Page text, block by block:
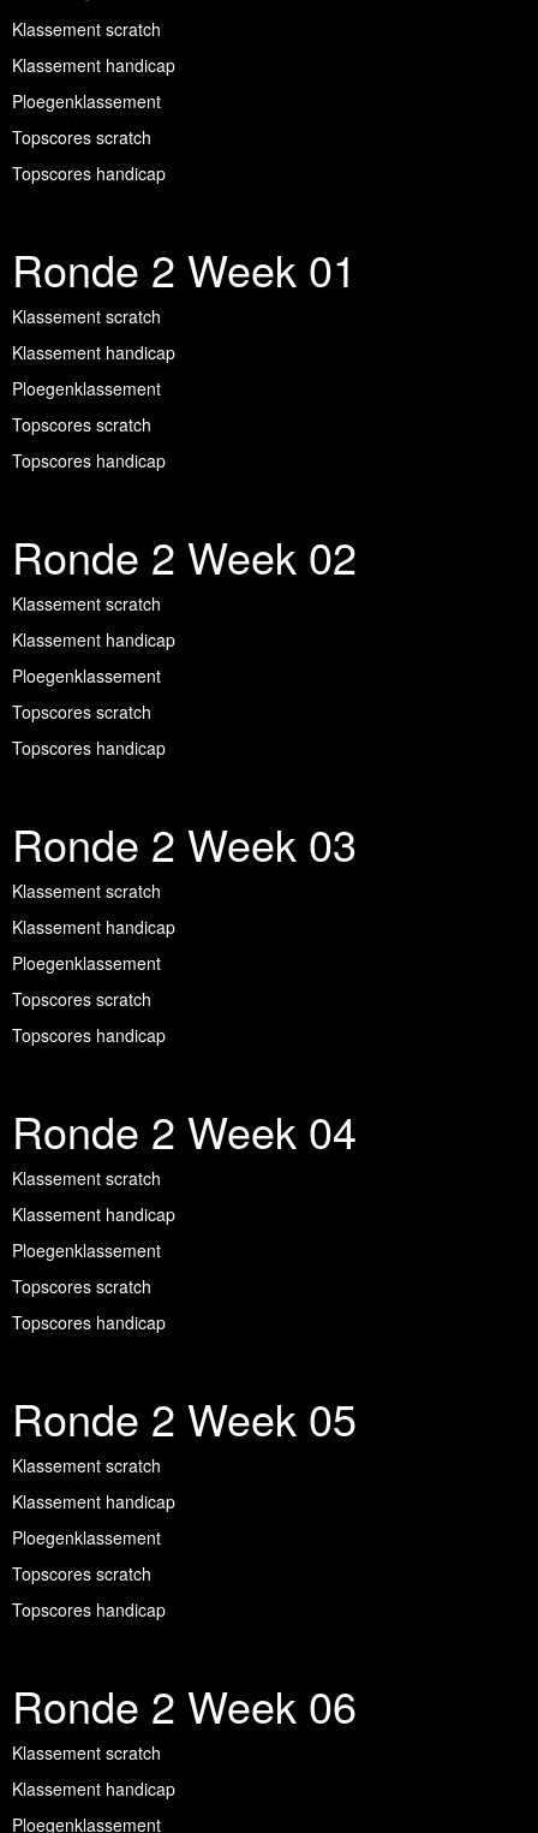
Klassement scratch
Klassement handicap
Ploegenklassement
Topscores scratch
Topscores handicap
Ronde 2 Week 01
Klassement scratch
Klassement handicap
Ploegenklassement
Topscores scratch
Topscores handicap
Ronde 2 Week 02
Klassement scratch
Klassement handicap
Ploegenklassement
Topscores scratch
Topscores handicap
Ronde 2 Week 03
Klassement scratch
Klassement handicap
Ploegenklassement
Topscores scratch
Topscores handicap
Ronde 2 Week 04
Klassement scratch
Klassement handicap
Ploegenklassement
Topscores scratch
Topscores handicap
Ronde 2 Week 05
Klassement scratch
Klassement handicap
Ploegenklassement
Topscores scratch
Topscores handicap
Ronde 2 Week 06
Klassement scratch
Klassement handicap
Ploegenklassement